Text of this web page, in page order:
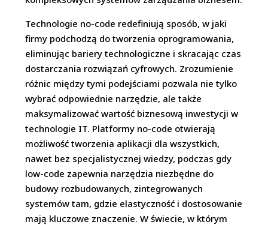
Technologie no-code redefiniują sposób, w jaki
firmy podchodzą do tworzenia oprogramowania,
eliminując bariery technologiczne i skracając czas
dostarczania rozwiązań cyfrowych. Zrozumienie
różnic między tymi podejściami pozwala nie tylko
wybrać odpowiednie narzędzie, ale także
maksymalizować wartość biznesową inwestycji w
technologie IT. Platformy no-code otwierają
możliwość tworzenia aplikacji dla wszystkich,
nawet bez specjalistycznej wiedzy, podczas gdy
low-code zapewnia narzędzia niezbędne do
budowy rozbudowanych, zintegrowanych
systemów tam, gdzie elastyczność i dostosowanie
mają kluczowe znaczenie. W świecie, w którym